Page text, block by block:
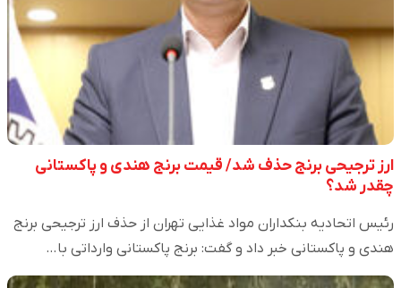
ارز ترجیحی برنج حذف شد/ قیمت برنج هندی و پاکستانی
چقدر شد؟
رئیس اتحادیه بنکداران مواد غذایی تهران از حذف ارز ترجیحی برنج
هندی و پاکستانی خبر داد و گفت: برنج پاکستانی وارداتی با…